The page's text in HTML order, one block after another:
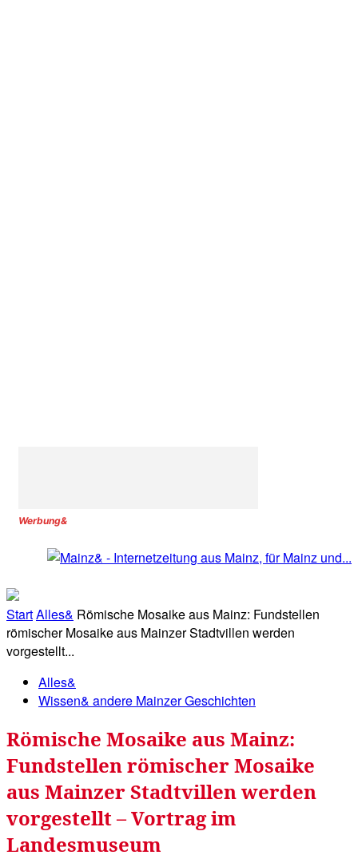
Werbung&
StartAlles& Römische Mosaike aus Mainz: Fundstellen
römischer Mosaike aus Mainzer Stadtvillen werden
vorgestellt...
Alles&
Wissen& andere Mainzer Geschichten
Römische Mosaike aus Mainz:
Fundstellen römischer Mosaike
aus Mainzer Stadtvillen werden
vorgestellt – Vortrag im
Landesmuseum